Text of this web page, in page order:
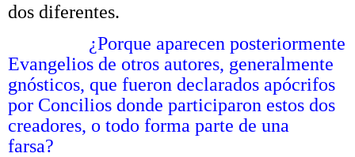
dos diferentes.
¿Porque aparecen posteriormente
Evangelios de otros autores, generalmente
gnósticos, que fueron declarados apócrifos
por Concilios donde participaron estos dos
creadores, o todo forma parte de una
farsa?